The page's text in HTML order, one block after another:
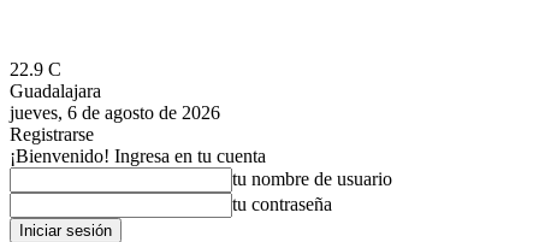
22.9 C
Guadalajara
jueves, 6 de agosto de 2026
Registrarse
¡Bienvenido! Ingresa en tu cuenta
tu nombre de usuario
tu contraseña